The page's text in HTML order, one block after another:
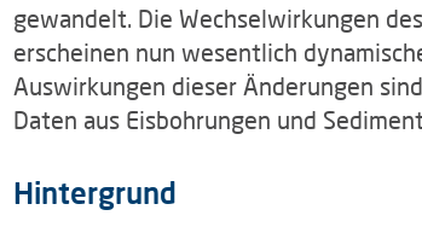
gewandelt. Die Wechselwirkungen
erscheinen nun wesentlich
Auswirkungen dieser Änderungen
Daten aus Eisbohrungen und
Hintergrund